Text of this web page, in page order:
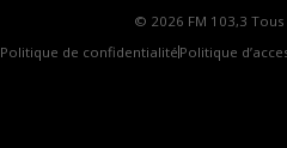
© 2026 FM 103,3
Politique de confidentialité Politique